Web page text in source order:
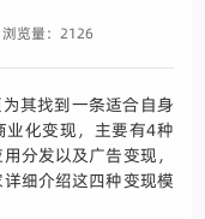
浏览量：2126
其找到一条适合自身
业化变现，主要有4种
分发以及广告变现，
细介绍这四种变现模